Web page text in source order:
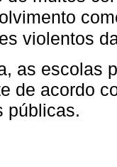
violentos
as escolas
de acordo
públicas.